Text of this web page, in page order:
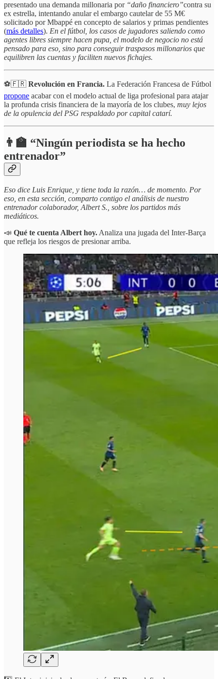
presentado una demanda millonaria por “daño financiero”contra su
ex estrella, intentando anular el embargo cautelar de 55 M€
solicitado por Mbappé en concepto de salarios y primas pendientes
(más detalles). En el fútbol, los casos de jugadores saliendo como
agentes libres siempre hacen pupa, el modelo de negocio no está
pensado para eso, sino para conseguir traspasos millonarios que
equilibren las cuentas y faciliten nuevos fichajes.
⚽🇫🇷 Revolución en Francia. La Federación Francesa de Fútbol
propone acabar con el modelo actual de liga profesional para atajar
la profunda crisis financiera de la mayoría de los clubes, muy lejos
de la opulencia del PSG respaldado por capital catarí.
👨‍🏫 “Ningún periodista se ha hecho
entrenador”
Eso dice Luis Enrique, y tiene toda la razón… de momento. Por
eso, en esta sección, comparto contigo el análisis de nuestro
entrenador colaborador, Albert S., sobre los partidos más
mediáticos.
📣 Qué te cuenta Albert hoy. Analiza una jugada del Inter-Barça
que refleja los riesgos de presionar arriba.